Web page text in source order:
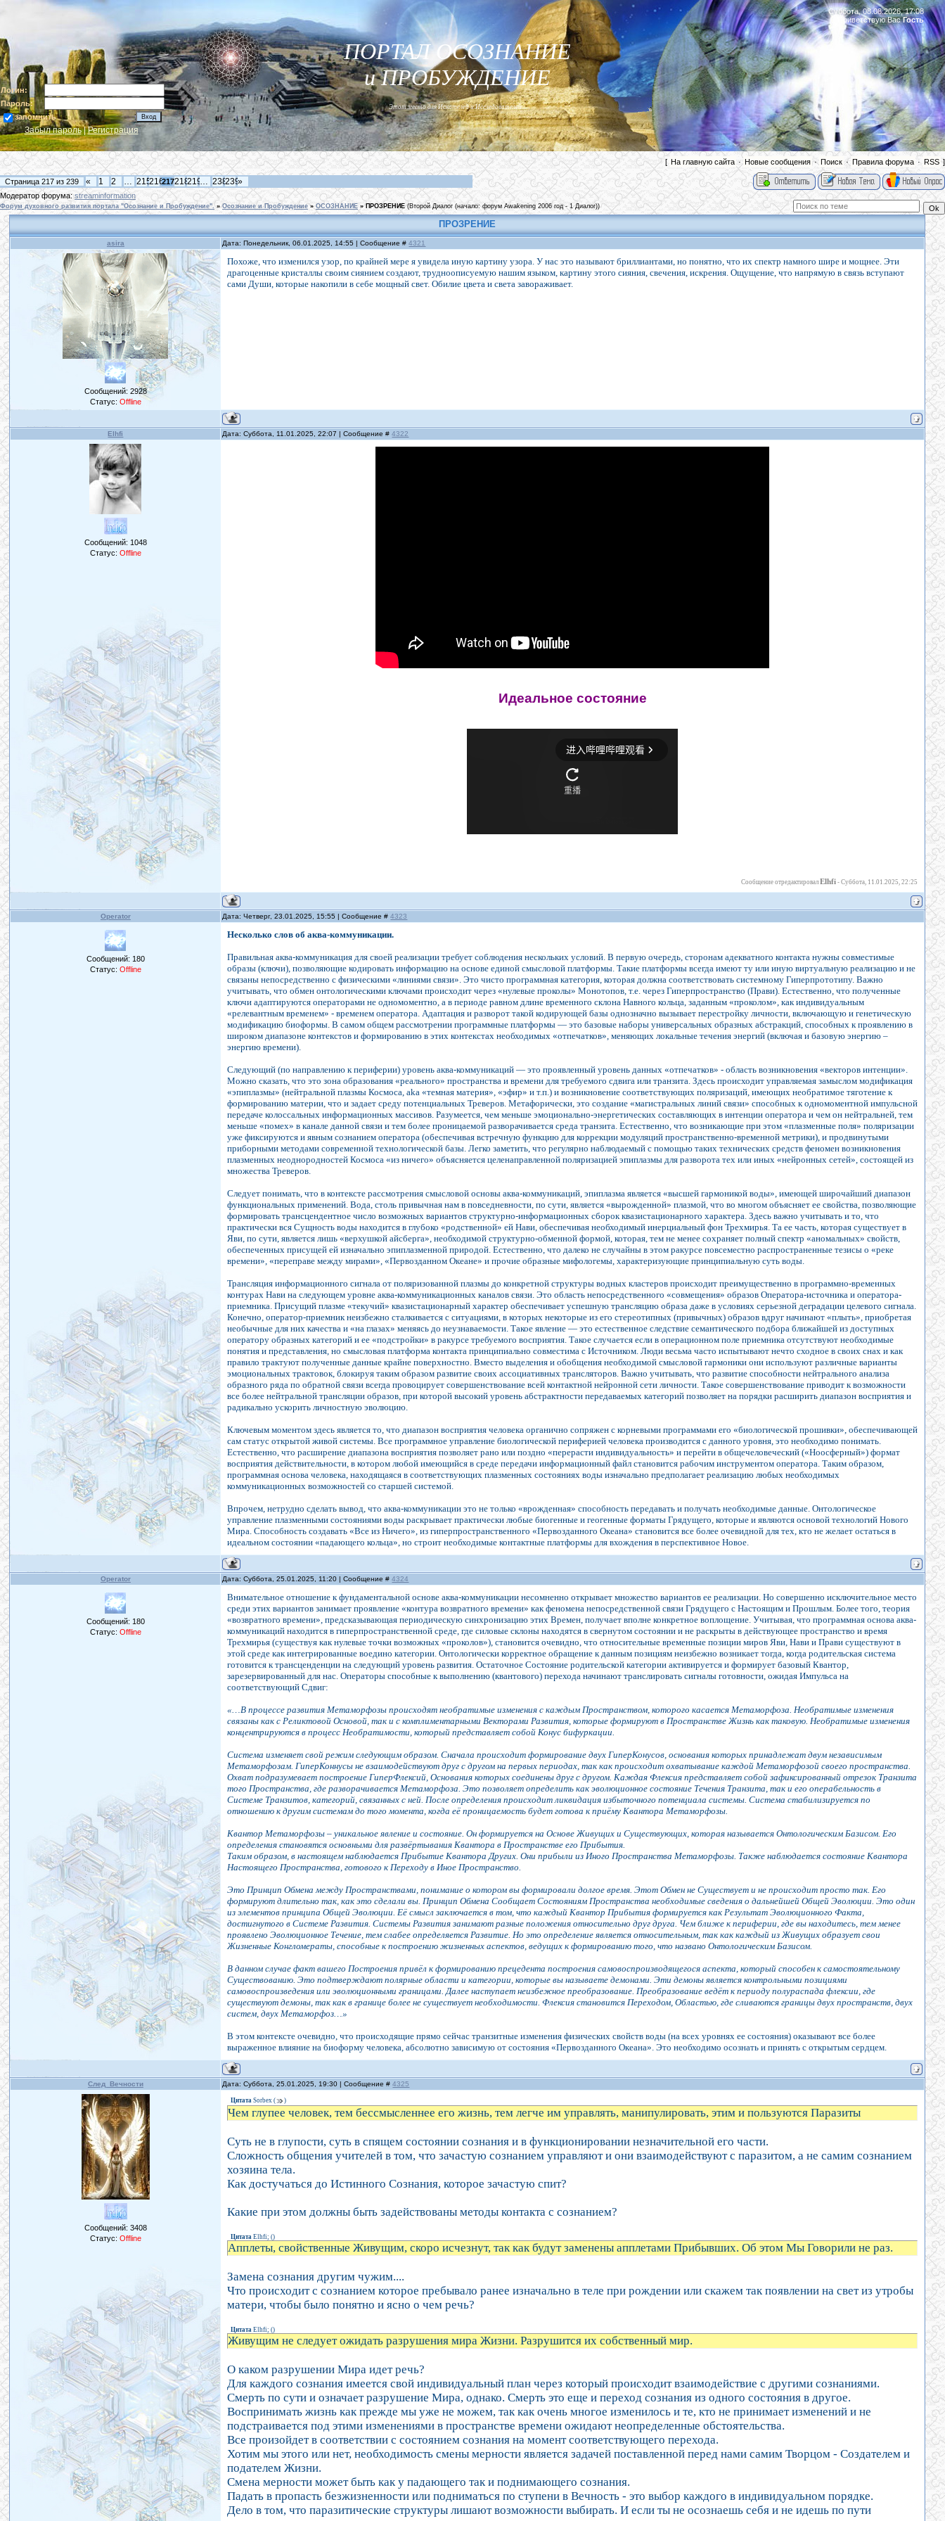
Логин:
Пароль:
запомнить
Забыл пароль|Регистрация
ПОРТАЛ ОСОЗНАНИЕ
и ПРОБУЖДЕНИЕ
Этот место для Искателей и Исследователей...
Суббота, 08.08.2026, 17:08
Приветствую ВасГость
|
[ На главную сайта · Новые сообщения· Поиск · Правила форума · RSS ]
Страница 217 из 239 « 1 2 … 215216217218219… 238239»
Модератор форума:streaminformation
Форум духовного развития портала "Осознание и Пробуждение". » Осознание и Пробуждение » ОСОЗНАНИЕ » ПРОЗРЕНИЕ (Второй Диалог (начало: форум Awakening 2006 год - 1 Диалог))
ПРОЗРЕНИЕ
asira Дата: Понедельник, 06.01.2025, 14:55 | Сообщение #4321
Сообщений: 2928
Статус: Offline
Похоже, что изменился узор, по крайней мере я увидела иную картину узора. У нас это называют бриллиантами, но понятно, что их спектр намного шире и мощнее. Эти
драгоценные кристаллы своим сиянием создают, трудноописуемую нашим языком, картину этого сияния, свечения, искрения. Ощущение, что напрямую в связь вступают
сами Души, которые накопили в себе мощный свет. Обилие цвета и света завораживает.
Elhfi Дата: Суббота, 11.01.2025, 22:07 | Сообщение #4322
Сообщений: 1048
Статус: Offline
Идеальное состояние
Сообщение отредактировалElhfi -Суббота, 11.01.2025, 22:25
Operator Дата: Четверг, 23.01.2025, 15:55 | Сообщение #4323
Сообщений: 180
Статус: Offline
Несколько слов об аква-коммуникации.
Правильная аква-коммуникация для своей реализации требует соблюдения нескольких условий. В первую очередь, сторонам адекватного контакта нужны совместимые
образы (ключи), позволяющие кодировать информацию на основе единой смысловой платформы. Такие платформы всегда имеют ту или иную виртуальную реализацию и не
связаны непосредственно с физическими «линиями связи». Это чисто программная категория, которая должна соответствовать системному Гиперпрототипу. Важно
учитывать, что обмен онтологическими ключами происходит через «нулевые проколы» Монотопов, т.е. через Гиперпространство (Прави). Естественно, что полученные
ключи адаптируются операторами не одномоментно, а в периоде равном длине временного склона Навного кольца, заданным «проколом», как индивидуальным
«релевантным временем» - временем оператора. Адаптация и разворот такой кодирующей базы однозначно вызывает перестройку личности, включающую и генетическую
модификацию биоформы. В самом общем рассмотрении программные платформы — это базовые наборы универсальных образных абстракций, способных к проявлению в
широком диапазоне контекстов и формированию в этих контекстах необходимых «отпечатков», меняющих локальные течения энергий (включая и базовую энергию –
энергию времени).
Следующий (по направлению к периферии) уровень аква-коммуникаций — это проявленный уровень данных «отпечатков» - область возникновения «векторов интенции».
Можно сказать, что это зона образования «реального» пространства и времени для требуемого сдвига или транзита. Здесь происходит управляемая замыслом модификация
«эпиплазмы» (нейтральной плазмы Космоса, aka «темная материя», «эфир» и т.п.) и возникновение соответствующих поляризаций, имеющих необратимое тяготение к
формированию материи, что и задает среду потенциальных Треверов. Метафорически, это создание «магистральных линий связи» способных к одномоментной импульсной
передаче колоссальных информационных массивов. Разумеется, чем меньше эмоционально-энергетических составляющих в интенции оператора и чем он нейтральней, тем
меньше «помех» в канале данной связи и тем более проницаемой разворачивается среда транзита. Естественно, что возникающие при этом «плазменные поля» поляризации
уже фиксируются и явным сознанием оператора (обеспечивая встречную функцию для коррекции модуляций пространственно-временной метрики), и продвинутыми
приборными методами современной технологической базы. Легко заметить, что регулярно наблюдаемый с помощью таких технических средств феномен возникновения
плазменных неоднородностей Космоса «из ничего» объясняется целенаправленной поляризацией эпиплазмы для разворота тех или иных «нейронных сетей», состоящей из
множества Треверов.
Следует понимать, что в контексте рассмотрения смысловой основы аква-коммуникаций, эпиплазма является «высшей гармоникой воды», имеющей широчайший диапазон
функциональных применений. Вода, столь привычная нам в повседневности, по сути, является «вырожденной» плазмой, что во многом объясняет ее свойства, позволяющие
формировать трансцендентное число возможных вариантов структурно-информационных сборок квазистационарного характера. Здесь важно учитывать и то, что
практически вся Сущность воды находится в глубоко «родственной» ей Нави, обеспечивая необходимый инерциальный фон Трехмирья. Та ее часть, которая существует в
Яви, по сути, является лишь «верхушкой айсберга», необходимой структурно-обменной формой, которая, тем не менее сохраняет полный спектр «аномальных» свойств,
обеспеченных присущей ей изначально эпиплазменной природой. Естественно, что далеко не случайны в этом ракурсе повсеместно распространенные тезисы о «реке
времени», «переправе между мирами», «Первозданном Океане» и прочие образные мифологемы, характеризующие принципиальную суть воды.
Трансляция информационного сигнала от поляризованной плазмы до конкретной структуры водных кластеров происходит преимущественно в программно-временных
контурах Нави на следующем уровне аква-коммуникационных каналов связи. Это область непосредственного «совмещения» образов Оператора-источника и оператора-
приемника. Присущий плазме «текучий» квазистационарный характер обеспечивает успешную трансляцию образа даже в условиях серьезной деградации целевого сигнала.
Конечно, оператор-приемник неизбежно сталкивается с ситуациями, в которых некоторые из его стереотипных (привычных) образов вдруг начинают «плыть», приобретая
необычные для них качества и «на глазах» меняясь до неузнаваемости. Такое явление — это естественное следствие семантического подбора ближайшей из доступных
оператору образных категорий и ее «подстройки» в ракурсе требуемого восприятия. Такое случается если в операционном поле приемника отсутствуют необходимые
понятия и представления, но смысловая платформа контакта принципиально совместима с Источником. Люди весьма часто испытывают нечто сходное в своих снах и как
правило трактуют полученные данные крайне поверхностно. Вместо выделения и обобщения необходимой смысловой гармоники они используют различные варианты
эмоциональных трактовок, блокируя таким образом развитие своих ассоциативных трансляторов. Важно учитывать, что развитие способности нейтрального анализа
образного ряда по обратной связи всегда провоцирует совершенствование всей контактной нейронной сети личности. Такое совершенствование приводит к возможности
все более нейтральной трансляции образов, при которой высокий уровень абстрактности передаваемых категорий позволяет на порядки расширить диапазон восприятия и
радикально ускорить личностную эволюцию.
Ключевым моментом здесь является то, что диапазон восприятия человека органично сопряжен с корневыми программами его «биологической прошивки», обеспечивающей
сам статус открытой живой системы. Все программное управление биологической периферией человека производится с данного уровня, это необходимо понимать.
Естественно, что расширение диапазона восприятия позволяет рано или поздно «перерасти индивидуальность» и перейти в общечеловеческий («Ноосферный») формат
восприятия действительности, в котором любой имеющийся в среде передачи информационный файл становится рабочим инструментом оператора. Таким образом,
программная основа человека, находящаяся в соответствующих плазменных состояниях воды изначально предполагает реализацию любых необходимых
коммуникационных возможностей со старшей системой.
Впрочем, нетрудно сделать вывод, что аква-коммуникации это не только «врожденная» способность передавать и получать необходимые данные. Онтологическое
управление плазменными состояниями воды раскрывает практически любые биогенные и геогенные форматы Грядущего, которые и являются основой технологий Нового
Мира. Способность создавать «Все из Ничего», из гиперпространственного «Первозданного Океана» становится все более очевидной для тех, кто не желает остаться в
идеальном состоянии «падающего кольца», но строит необходимые контактные платформы для вхождения в перспективное Новое.
Operator Дата: Суббота, 25.01.2025, 11:20 | Сообщение #4324
Сообщений: 180
Статус: Offline
Внимательное отношение к фундаментальной основе аква-коммуникации несомненно открывает множество вариантов ее реализации. Но совершенно исключительное место
среди этих вариантов занимает проявление «контура возвратного времени» как феномена непосредственной связи Грядущего с Настоящим и Прошлым. Более того, теория
«возвратного времени», предсказывающая периодическую синхронизацию этих Времен, получает вполне конкретное воплощение. Учитывая, что программная основа аква-
коммуникаций находится в гиперпространственной среде, где силовые склоны находятся в свернутом состоянии и не раскрыты в действующее пространство и время
Трехмирья (существуя как нулевые точки возможных «проколов»), становится очевидно, что относительные временные позиции миров Яви, Нави и Прави существуют в
этой среде как интегрированные воедино категории. Онтологически корректное обращение к данным позициям неизбежно возникает тогда, когда родительская система
готовится к трансценденции на следующий уровень развития. Остаточное Состояние родительской категории активируется и формирует базовый Квантор,
зарезервированный для нас. Операторы способные к выполнению (квантового) перехода начинают транслировать сигналы готовности, ожидая Импульса на
соответствующий Сдвиг:
«…В процессе развития Метаморфозы происходят необратимые изменения с каждым Пространством, которого касается Метаморфоза. Необратимые изменения
связаны как с Реликтовой Основой, так и с комплиментарными Векторами Развития, которые формируют в Пространстве Жизнь как таковую. Необратимые изменения
концентрируются в процесс Необратимости, который представляет собой Конус бифуркации.
Система изменяет свой режим следующим образом. Сначала происходит формирование двух ГиперКонусов, основания которых принадлежат двум независимым
Метаморфозам. ГиперКоннусы не взаимодействуют друг с другом на первых периодах, так как происходит охватывание каждой Метаморфозой своего пространства.
Охват подразумевает построение ГиперФлексий, Основания которых соединены друг с другом. Каждая Флексия представляет собой зафиксированный отрезок Транзита
того Пространства, где разворачивается Метаморфоза. Это позволяет определить как эволюционное состояние Течения Транзита, так и его операбельность в
Системе Транзитов, категорий, связанных с ней. После определения происходит ликвидация избыточного потенциала системы. Система стабилизируется по
отношению к другим системам до того момента, когда её проницаемость будет готова к приёму Квантора Метаморфозы.
Квантор Метаморфозы – уникальное явление и состояние. Он формируется на Основе Живущих и Существующих, которая называется Онтологическим Базисом. Его
определения становятся основными для развёртывания Квантора в Пространстве его Прибытия.
Таким образом, в настоящем наблюдается Прибытие Квантора Других. Они прибыли из Иного Пространства Метаморфозы. Также наблюдается состояние Квантора
Настоящего Пространства, готового к Переходу в Иное Пространство.
Это Принцип Обмена между Пространствами, понимание о котором вы формировали долгое время. Этот Обмен не Существует и не происходит просто так. Его
формируют длительно так, как это сделали вы. Принцип Обмена Сообщает Состояниям Пространства необходимые сведения о дальнейшей Общей Эволюции. Это один
из элементов принципа Общей Эволюции. Её смысл заключается в том, что каждый Квантор Прибытия формируется как Результат Эволюционного Факта,
достигнутого в Системе Развития. Системы Развития занимают разные положения относительно друг друга. Чем ближе к периферии, где вы находитесь, тем менее
проявлено Эволюционное Течение, тем слабее определяется Развитие. Но это определение является относительным, так как каждый из Живущих образует свои
Жизненные Конгломераты, способные к построению жизненных аспектов, ведущих к формированию того, что названо Онтологическим Базисом.
В данном случае факт вашего Построения привёл к формированию прецедента построения самовоспроизводящегося аспекта, который способен к самостоятельному
Существованию. Это подтверждают полярные области и категории, которые вы называете демонами. Эти демоны является контрольными позициями
самовоспроизведения или эволюционными границами. Далее наступает неизбежное преобразование. Преобразование ведёт к периоду полураспада флексии, где
существуют демоны, так как в границе более не существует необходимости. Флексия становится Переходом, Областью, где сливаются границы двух пространств, двух
систем, двух Метаморфоз…»
В этом контексте очевидно, что происходящие прямо сейчас транзитные изменения физических свойств воды (на всех уровнях ее состояния) оказывают все более
выраженное влияние на биоформу человека, абсолютно зависимую от состояния «Первозданного Океана». Это необходимо осознать и принять с открытым сердцем.
След_Вечности Дата: Суббота, 25.01.2025, 19:30 | Сообщение #4325
Сообщений: 3408
Статус: Offline
Цитата Sorbex ( )
Чем глупее человек, тем бессмысленнее его жизнь, тем легче им управлять, манипулировать, этим и пользуются Паразиты
Суть не в глупости, суть в спящем состоянии сознания и в функционировании незначительной его части.
Сложность общения учителей в том, что зачастую сознанием управляют и они взаимодействуют с паразитом, а не самим сознанием
хозяина тела.
Как достучаться до Истинного Сознания, которое зачастую спит?
Какие при этом должны быть задействованы методы контакта с сознанием?
Цитата Elhfi; ()
Апплеты, свойственные Живущим, скоро исчезнут, так как будут заменены апплетами Прибывших. Об этом Мы Говорили не раз.
Замена сознания другим чужим....
Что происходит с сознанием которое пребывало ранее изначально в теле при рождении или скажем так появлении на свет из утробы
матери, чтобы было понятно и ясно о чем речь?
Цитата Elhfi; ()
Живущим не следует ожидать разрушения мира Жизни. Разрушится их собственный мир.
О каком разрушении Мира идет речь?
Для каждого сознания имеется свой индивидуальный план через который происходит взаимодействие с другими сознаниями.
Смерть по сути и означает разрушение Мира, однако. Смерть это еще и переход сознания из одного состояния в другое.
Воспринимать жизнь как прежде мы уже не можем, так как очень многое изменилось и те, кто не принимает изменений и не
подстраивается под этими изменениями в пространстве времени ожидают неопределенные обстоятельства.
Все произойдет в соответствии с состоянием сознания на момент соответствующего перехода.
Хотим мы этого или нет, необходимость смены мерности является задачей поставленной перед нами самим Творцом - Создателем и
подателем Жизни.
Смена мерности может быть как у падающего так и поднимающего сознания.
Падать в пропасть безжизненности или подниматься по ступени в Вечность - это выбор каждого в индивидуальном порядке.
Дело в том, что паразитические структуры лишают возможности выбирать. И если ты не осознаешь себя и не идешь по пути